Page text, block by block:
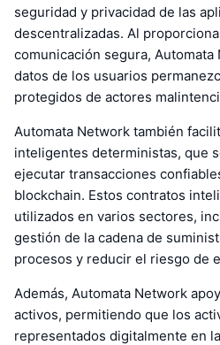
seguridad y privacidad de las
descentralizadas. Al
comunicación segura,
datos de los usuarios
protegidos de actores
Automata Network también
inteligentes deterministas, que
ejecutar transacciones
blockchain. Estos contratos
utilizados en varios sectores,
gestión de la cadena de
procesos y reducir el riesgo de
Además, Automata Network
activos, permitiendo que los
representados digitalmente en